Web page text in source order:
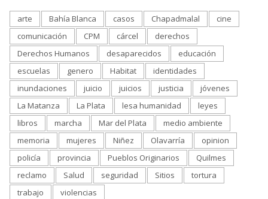
arte Bahía Blanca casos Chapadmalal
cine
comunicación
CPM cárcel
derechos
Derechos Humanos
desaparecidos
educación
escuelas
genero Habitat
identidades
inundaciones
juicio juicios justicia
jóvenes
La Matanza
La Plata lesa humanidad
leyes
libros
marcha Mar del Plata
medio ambiente
memoria
mujeres Niñez Olavarría
opinion
policía
provincia Pueblos Originarios
Quilmes
reclamo
Salud seguridad Sitios
tortura
trabajo
violencias